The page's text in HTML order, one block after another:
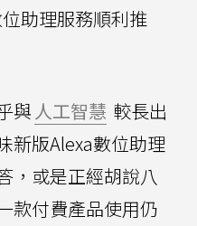
助理服務順利推
與 人工智慧 較長出
新版Alexa數位助理
，或是正經胡說八
款付費產品使用仍